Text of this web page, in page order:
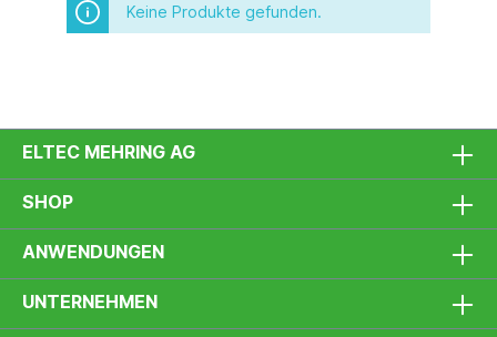
Keine Produkte gefunden.
ELTEC MEHRING AG
SHOP
ANWENDUNGEN
UNTERNEHMEN